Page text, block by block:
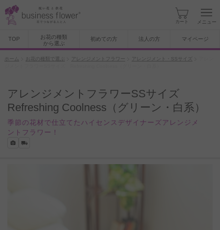
カート メニュー
TOP
お花の種類
から選ぶ
初めての方 法人の方 マイページ
ホーム お花の種類で選ぶ アレンジメントフラワー アレンジメント・SSサイズ
アレンジメントフラワーSSサイズ
Refreshing Coolness（グリーン・白系）
季節の花材で仕立てたハイセンスデザイナーズアレンジメ
ントフラワー！